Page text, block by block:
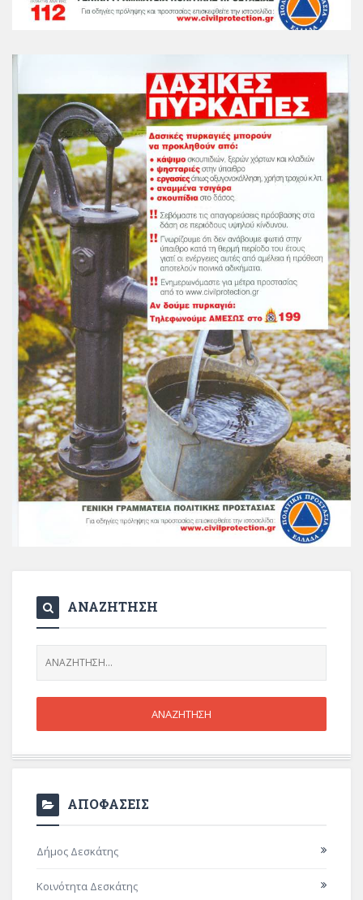
ΑΝΑΖΗΤΗΣΗ
ΑΠΟΦΑΣΕΙΣ
Δήμος Δεσκάτης
Κοινότητα Δεσκάτης